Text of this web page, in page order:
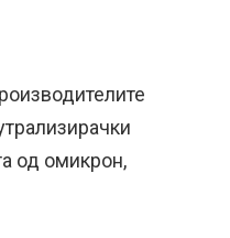
од омикрон,